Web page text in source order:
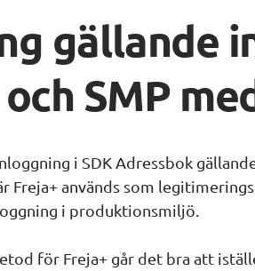
gällande
SMP
i SDK Adressbok
Freja+ används som
i produktionsmiljö.
för Freja+ går det bra att